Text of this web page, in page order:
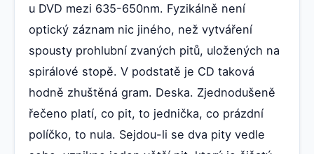
u DVD mezi 635-650nm. Fyzikálně není
optický záznam nic jiného, než vytváření
spousty prohlubní zvaných pitů, uložených na
spirálové stopě. V podstatě je CD taková
hodně zhuštěná gram. Deska. Zjednodušeně
řečeno platí, co pit, to jednička, co prázdní
políčko, to nula. Sejdou-li se dva pity vedle